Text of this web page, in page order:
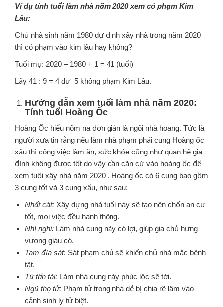
Ví dụ tính tuổi làm nhà năm 2020 xem có phạm Kim
Lâu:
Chủ nhà sinh năm 1980 dự định xây nhà trong năm 2020
thì có phạm vào kim lâu hay không?
Tuổi mụ: 2020 – 1980 + 1 = 41 (tuổi)
Lấy 41 : 9 = 4 dư 5 không phạm Kim Lâu.
Hướng dẫn xem tuổi làm nhà năm 2020:
Tính tuổi Hoàng Ốc
Hoàng Ốc hiểu nôm na đơn giản là ngôi nhà hoang. Tức là
người xưa tin rằng nếu làm nhà phạm phải cung Hoàng ốc
xấu thì công việc làm ăn, sức khỏe cũng như quan hệ gia
đình không được tốt do vậy cần căn cứ vào hoàng ốc để
xem tuổi xây nhà năm 2020 . Hoàng ốc có 6 cung bao gồm
3 cung tốt và 3 cung xấu, như sau:
Nhất cát: Xây dựng nhà tuổi này sẽ tạo nên chốn an cư
tốt, mọi việc đều hanh thông.
Nhì nghi: Làm nhà cung này có lợi, giúp gia chủ hưng
vượng giàu có.
Tam địa sát: Sát phạm chủ sẽ khiến chủ nhà mắc bệnh
tật.
Tứ tấn tài: Làm nhà cung này phúc lộc sẽ tới.
Ngũ thọ tử: Phạm tử trong nhà dễ bị chia rẽ lâm vào
cảnh sinh ly tử biệt.